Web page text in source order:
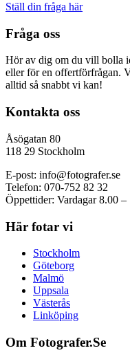
Ställ din fråga här
Footer
Fråga oss
Hör av dig om du vill bolla
eller för en offertförfrågan.
alltid så snabbt vi kan!
Kontakta oss
Åsögatan 80
118 29 Stockholm
E-post: info@fotografer.se
Telefon: 070-752 82 32
Öppettider: Vardagar 8.00 –
Här fotar vi
Stockholm
Göteborg
Malmö
Uppsala
Västerås
Linköping
Om Fotografer.Se